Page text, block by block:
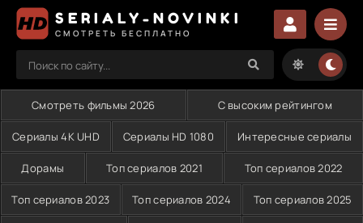
SERIALY-NOVINKI
СМОТРЕТЬ БЕСПЛАТНО
Смотреть фильмы 2026 С высоким рейтингом
Сериалы 4K UHD Сериалы HD 1080 Интересные сериалы
Дорамы Топ сериалов 2021 Топ сериалов 2022
Топ сериалов 2023 Топ сериалов 2024 Топ сериалов 2025